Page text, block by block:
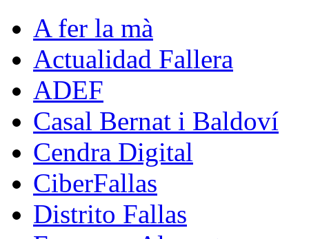
A fer la mà
Actualidad Fallera
ADEF
Casal Bernat i Baldoví
Cendra Digital
CiberFallas
Distrito Fallas